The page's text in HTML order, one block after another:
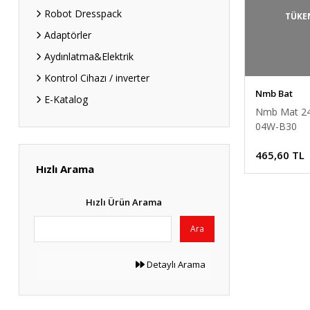
Robot Dresspack
Adaptörler
Aydınlatma&Elektrik
Kontrol Cihazı / inverter
E-Katalog
Hızlı Arama
Hızlı Ürün Arama
Ara
Detaylı Arama
Nmb Bat
Nmb Mat
04W-B30
Kompakt Fan
465,60 TL